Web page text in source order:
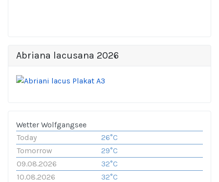
Abriana lacusana 2026
Wetter Wolfgangsee
Today
26°C
Tomorrow
29°C
09.08.2026
32°C
10.08.2026
32°C